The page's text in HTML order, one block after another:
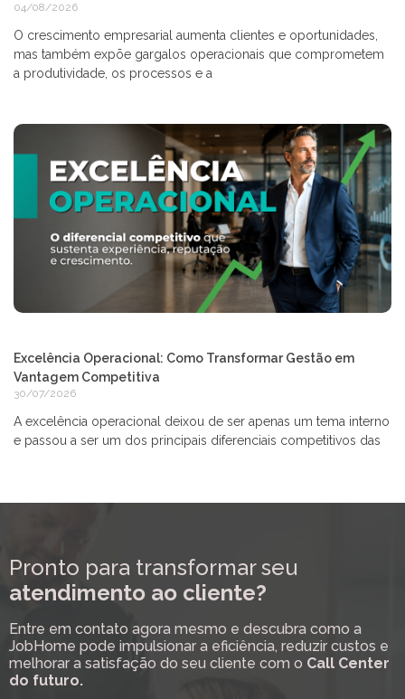
04/08/2026
O crescimento empresarial aumenta clientes e oportunidades,
mas também expõe gargalos operacionais que comprometem
a produtividade, os processos e a
Excelência Operacional: Como Transformar Gestão em
Vantagem Competitiva
30/07/2026
A excelência operacional deixou de ser apenas um tema interno
e passou a ser um dos principais diferenciais competitivos das
Pronto para transformar seu
atendimento ao cliente?
Entre em contato agora mesmo e descubra como a
JobHome pode impulsionar a eficiência, reduzir custos e
melhorar a satisfação do seu cliente com o Call Center
do futuro.